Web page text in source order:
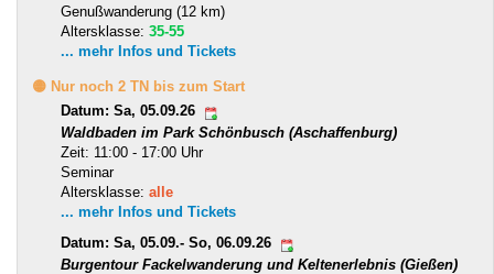
Genußwanderung (12 km)
Altersklasse: 35-55
... mehr Infos und Tickets
🟡 Nur noch 2 TN bis zum Start
Datum: Sa, 05.09.26
Waldbaden im Park Schönbusch (Aschaffenburg)
Zeit: 11:00 - 17:00 Uhr
Seminar
Altersklasse: alle
... mehr Infos und Tickets
Datum: Sa, 05.09.- So, 06.09.26
Burgentour Fackelwanderung und Keltenerlebnis (Gießen)